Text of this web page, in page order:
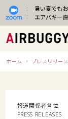
暑い夏でも
エアバギー
ホーム プレスリリース
報道関係者各位
PRESS RELEASES